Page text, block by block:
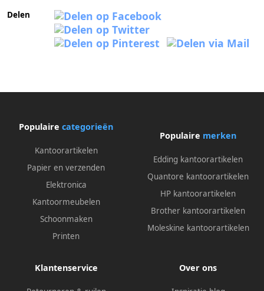
Delen
Populaire categorieën
Kantoorartikelen
Papier en verzenden
Elektronica
Kantoormeubelen
Schoonmaken
Printen
Populaire merken
Edding kantoorartikelen
Quantore kantoorartikelen
HP kantoorartikelen
Brother kantoorartikelen
Moleskine kantoorartikelen
Klantenservice Over ons